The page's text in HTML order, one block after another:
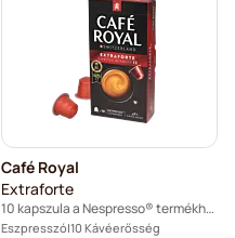
Café Royal
Extraforte
10 kapszula a Nespresso® termékhez
Eszpresszó 10 Kávéerősség